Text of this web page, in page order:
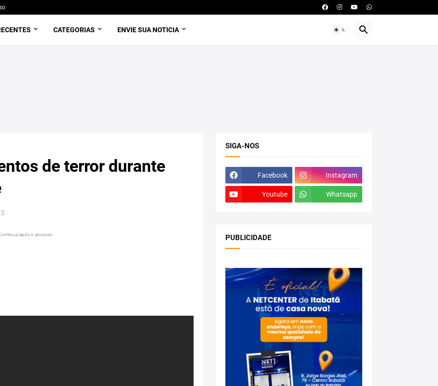
CATEGORIAS ENVIE SUA NOTICIA
de terror durante
após o anuncio
SIGA-NOS
Facebook Instagram
Youtube Whatsapp
PUBLICIDADE